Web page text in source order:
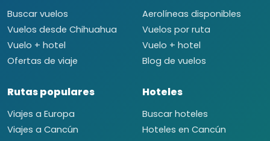
Buscar vuelos
Vuelos desde Chihuahua
Vuelo + hotel
Ofertas de viaje
Aerolíneas disponibles
Vuelos por ruta
Vuelo + hotel
Blog de vuelos
Rutas populares
Viajes a Europa
Viajes a Cancún
Hoteles
Buscar hoteles
Hoteles en Cancún